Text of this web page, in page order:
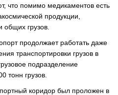
что помимо медикаментов есть
продукции,
общих грузов.
продолжает работать даже
транспортировки грузов в
подразделение
тонн грузов.
коридор был проложен в